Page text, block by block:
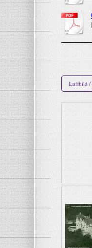
Luftbild /